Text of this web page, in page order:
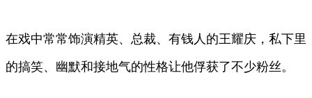
在戏中常常饰演精英、总裁、有钱人的王耀庆，私下里
的搞笑、幽默和接地气的性格让他俘获了不少粉丝。